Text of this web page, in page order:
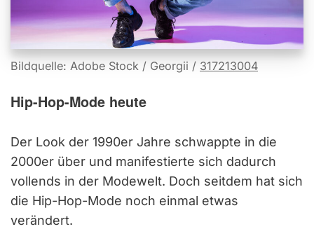
Bildquelle: Adobe Stock / Georgii / 317213004
Hip-Hop-Mode heute
Der Look der 1990er Jahre schwappte in die
2000er über und manifestierte sich dadurch
vollends in der Modewelt. Doch seitdem hat sich
die Hip-Hop-Mode noch einmal etwas
verändert.